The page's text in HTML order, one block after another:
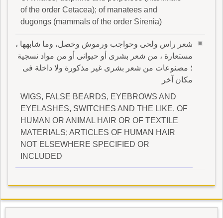
of the order Cetacea); of manatees and
dugongs (mammals of the order Sirenia)
شعر راس ولحى وحواجب ورموش وخصل، وما شابهها ،
مستعارة ، من شعر بشرى أو حيوانى أو من مواد نسجية
؛ مصنوعات من شعر بشرى غير مذكورة ولا داخلة فى
مكان آخر
WIGS, FALSE BEARDS, EYEBROWS AND
EYELASHES, SWITCHES AND THE LIKE, OF
HUMAN OR ANIMAL HAIR OR OF TEXTILE
MATERIALS; ARTICLES OF HUMAN HAIR
NOT ELSEWHERE SPECIFIED OR
INCLUDED